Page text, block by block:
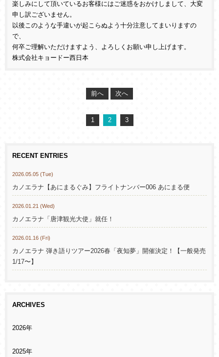
楽しみにして頂いているお客様にはご迷惑をおかけしまして、大変
申し訳ございません。
以後このような手違いが起こらぬよう十分注意してまいりますの
で、
何卒ご理解いただけますよう、よろしくお願い申し上げます。
株式会社キョードー西日本
前へ 次へ
1 2 3
RECENT ENTRIES
2026.05.05 (Tue)
カノエラナ【あにまるぐみ】フライトナンバー006 あにまる便
2026.01.21 (Wed)
カノエラナ「唐津観光大使」就任！
2026.01.16 (Fri)
カノエラナ 弾き語りツアー2026春「夜知夢」開催決定！【一般発売
1/17〜】
ARCHIVES
2026年
2025年